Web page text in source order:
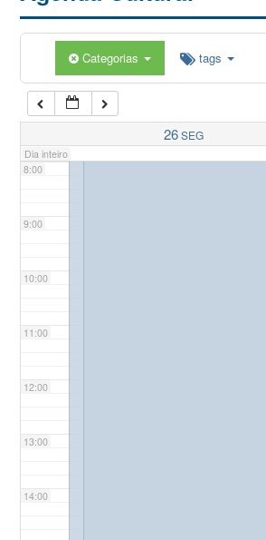
Categorias tags
26SEG
Dia inteiro
5:00
7:00
8:00
9:00
10:00
11:00
12:00
13:00
14:00